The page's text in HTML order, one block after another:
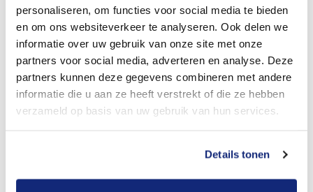
personaliseren, om functies voor social media te bieden
en om ons websiteverkeer te analyseren. Ook delen we
informatie over uw gebruik van onze site met onze
partners voor social media, adverteren en analyse. Deze
partners kunnen deze gegevens combineren met andere
informatie die u aan ze heeft verstrekt of die ze hebben
verzameld op basis van uw gebruik van hun services.
Details tonen